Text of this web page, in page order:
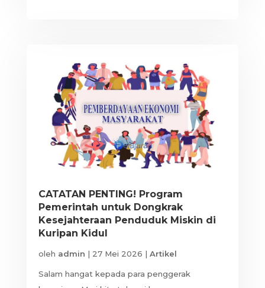
CATATAN PENTING! Program
Pemerintah untuk Dongkrak
Kesejahteraan Penduduk Miskin di
Kuripan Kidul
oleh admin | 27 Mei 2026 | Artikel
Salam hangat kepada para penggerak